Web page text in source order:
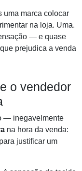
uma marca colocar
na loja. Uma.
— e quase
prejudica a venda
o vendedor
— inegavelmente
na hora da venda:
justificar um